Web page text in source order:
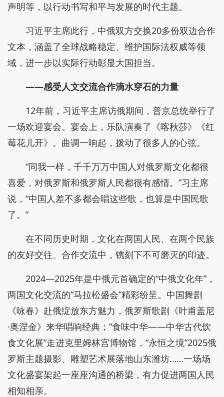
声明等，以行动书写和平与发展的时代主题。
习近平主席此行，中俄双方交换20多份双边合作
文本，涵盖了全球战略稳定、维护国际法权威等领
域，进一步以实际行动彰显大国担当。
——感受人文交流合作滴水穿石的力量
12年前，习近平主席访俄期间，普京总统举行了
一场欢迎宴会。宴会上，乐队演奏了《喀秋莎》《红
莓花儿开》。曲调一响起，拨动了很多人的心弦。
“同我一样，千千万万中国人对俄罗斯文化都很
喜爱，对俄罗斯和俄罗斯人民都很有感情。”习主席
说，“中国人差不多都会唱这些歌，也算是中国民歌
了。”
在不同历史时期，文化在两国人民、在两个民族
的友好交往、合作交流中，镌刻下不可磨灭的印迹。
2024—2025年是中俄元首确定的“中俄文化年”，
两国文化交流的“马拉松盛会”精彩纷呈。中国舞剧
《咏春》赴俄绽放东方魅力，俄罗斯歌剧《叶甫盖尼
·奥涅金》来华唱响经典；“食味中华——中华古代饮
食文化展”走进克里姆林宫博物馆，“永恒之境”2025俄
罗斯主题摄影、雕塑艺术展落地山东潍坊……一场场
文化盛宴架起一座座沟通的桥梁，有力促进两国人民
相知相亲。